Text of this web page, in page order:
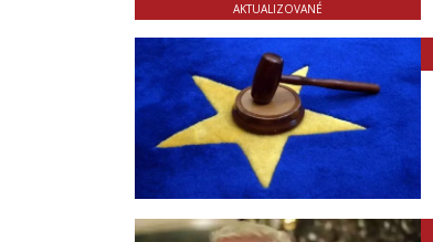
AKTUALIZOVANÉ